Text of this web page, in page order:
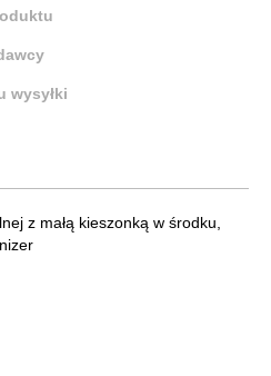
wysyłki
z małą kieszonką w środku,